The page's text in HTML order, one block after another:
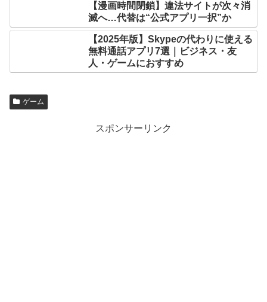
【漫画時間閉鎖】違法サイトが次々消
滅へ…代替は“公式アプリ一択”か
【2025年版】Skypeの代わりに使える
無料通話アプリ7選｜ビジネス・友
人・ゲームにおすすめ
ゲーム
スポンサーリンク